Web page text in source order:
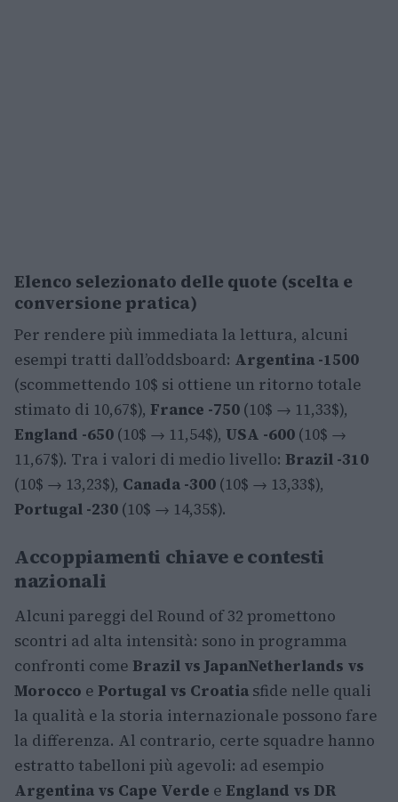
Elenco selezionato delle quote (scelta e
conversione pratica)
Per rendere più immediata la lettura, alcuni
esempi tratti dall’oddsboard: Argentina -1500
(scommettendo 10$ si ottiene un ritorno totale
stimato di 10,67$), France -750 (10$ → 11,33$),
England -650 (10$ → 11,54$), USA -600 (10$ →
11,67$). Tra i valori di medio livello: Brazil -310
(10$ → 13,23$), Canada -300 (10$ → 13,33$),
Portugal -230 (10$ → 14,35$).
Accoppiamenti chiave e contesti
nazionali
Alcuni pareggi del Round of 32 promettono
scontri ad alta intensità: sono in programma
confronti come Brazil vs JapanNetherlands vs
Morocco e Portugal vs Croatia sfide nelle quali
la qualità e la storia internazionale possono fare
la differenza. Al contrario, certe squadre hanno
estratto tabelloni più agevoli: ad esempio
Argentina vs Cape Verde e England vs DR